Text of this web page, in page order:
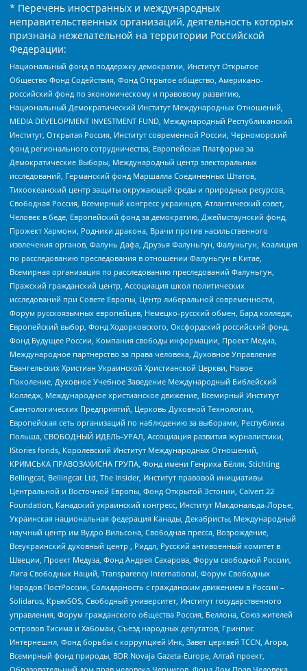
* Перечень иностранных и международных
неправительственных организаций, деятельность которых
признана нежелательной на территории Российской
Федерации:
Национальный фонд в поддержку демократии, Институт Открытое
Общество Фонд Содействия, Фонд Открытое общество, Американо-
российский фонд по экономическому и правовому развитию,
Национальный Демократический Институт Международных Отношений,
MEDIA DEVELOPMENT INVESTMENT FUND, Международный Республиканский
Институт, Открытая Россия, Институт современной России, Черноморский
фонд регионального сотрудничества, Европейская Платформа за
Демократические Выборы, Международный центр электоральных
исследований, Германский фонд Маршалла Соединенных Штатов,
Тихоокеанский центр защиты окружающей среды и природных ресурсов,
Свободная Россия, Всемирный конгресс украинцев, Атлантический совет,
Человек в беде, Европейский фонд за демократию, Джеймстаунский фонд,
Прожект Хармони, Родники дракона, Врачи против насильственного
извлечения органов, Фалунь Дафа, Друзья Фалуньгун, Фалуньгун, Коалиция
по расследованию преследования в отношении Фалуньгун в Китае,
Всемирная организация по расследованию преследований Фалуньгун,
Пражский гражданский центр, Ассоциация школ политических
исследований при Совете Европы, Центр либеральной современности,
Форум русскоязычных европейцев, Немецко-русский обмен, Бард колледж,
Европейский выбор, Фонд Ходорковского, Оксфордский российский фонд,
Фонд Будущее России, Компания свободы информации, Проект Медиа,
Международное партнерство за права человека, Духовное Управление
Евангельских Христиан Украинской Христианской Церкви, Новое
Поколение, Духовное Учебное Заведение Международный Библейский
Колледж, Международное христианское движение, Всемирный Институт
Саентологических Предприятий, Церковь Духовной Технологии,
Европейская сеть организаций по наблюдению за выборами, Республика
Польша, СВОБОДНЫЙ ИДЕЛЬ-УРАЛ, Ассоциация развития журналистики,
IStories fonds, Королевский Институт Международных Отношений,
КРИМСЬКА ПРАВОЗАХИСНА ГРУПА, Фонд имени Генриха Бёлля, Stichting
Bellingcat, Bellingcat Ltd, The Insider, Институт правовой инициативы
Центральной и Восточной Европы, Фонд Открытой Эстонии, Calvert 22
Foundation, Канадский украинский конгресс, Институт Макдональда-Лорье,
Украинская национальная федерация Канады, Декабристы, Международный
научный центр им Вудро Вильсона, Свободная пресса, Возрождение,
Всеукраинский духовный центр , Риддл, Русский антивоенный комитет в
Швеции, Проект Медуза, Фонд Андрея Сахарова, Форум свободной России,
Лига Свободных Наций, Transparеncy International, Форум Свободных
Народов ПостРоссии, Солидарность с гражданским движением в России –
Solidarus, КрымSOS, Свободный университет, Институт государственного
управления, Форум гражданского общества Россия, Беллона, Союз жителей
островов Тисима и Хабомаи, Съезд народных депутатов, Гринпис
Интернешнл, Фонд борьбы с коррупцией Инк, Завет церквей TCCN, Агора,
Всемирный фонд природы, BDR Novaja Gazeta-Europe, Алтай проект,